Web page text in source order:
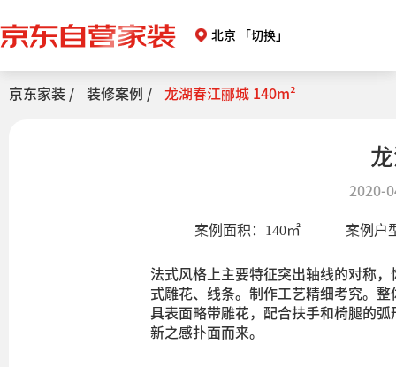
北京 「切换」
京东家装 / 装修案例 / 龙湖春江郦城 140m²
2020-
案例面积： 140㎡ 案例户
法式风格上主要特征突出轴线的对称
式雕花、线条。制作工艺精细考究。
具表面略带雕花，配合扶手和椅腿的
新之感扑面而来。